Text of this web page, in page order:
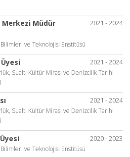
2021 - 2024
Merkezi Müdür
ve Teknolojisi Enstitüsü
2021 - 2024
Sualtı Kültür Mirası ve Denizcilik Tarihi
2021 - 2024
Sualtı Kültür Mirası ve Denizcilik Tarihi
2020 - 2023
ve Teknolojisi Enstitüsü